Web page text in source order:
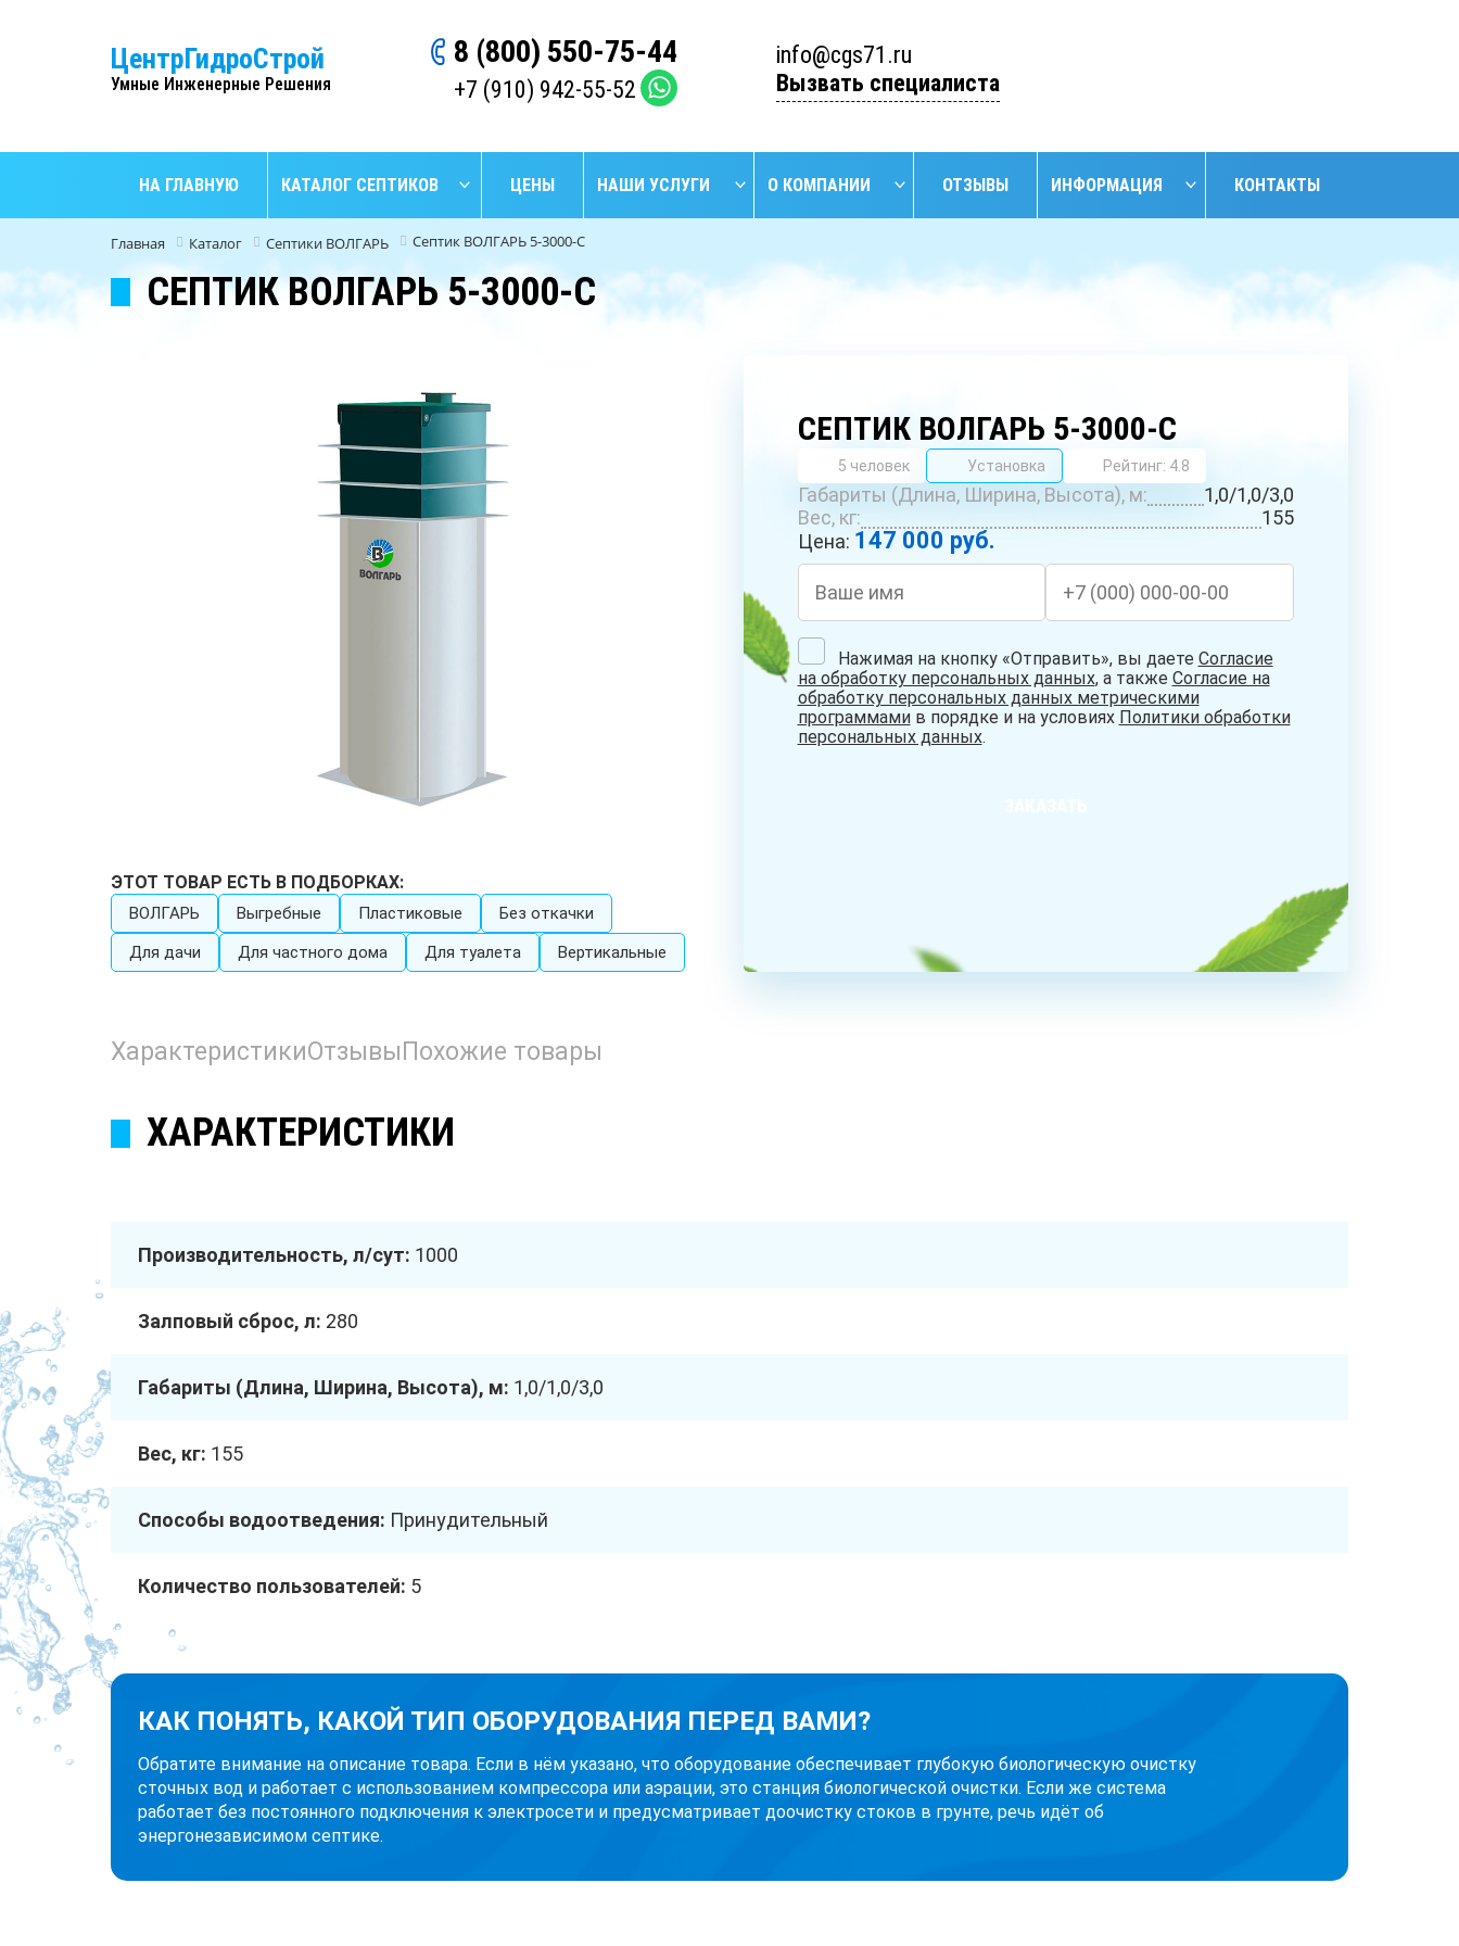
ЦентрГидроСтрой
Умные Инженерные Решения
8 (800) 550-75-44
+7 (910) 942-55-52
info@cgs71.ru
Вызвать специалиста
НА ГЛАВНУЮ КАТАЛОГ СЕПТИКОВ
НАЙТИ
ЦЕНЫ НАШИ УСЛУГИ
НАЙТИ
ОБУСТРОЙСТВО
РЕМОНТ
СКВАЖИН НА
ВОДУ
БУРЕНИЕ
КОЛОДЦЕВ
БУРЕНИЕ
СИСТЕМЫ
ОЧИСТКИ
О КОМПАНИИ ОТЗЫВЫ ИНФОРМАЦИЯ КОНТАКТЫ
Главная Каталог Септики ВОЛГАРЬ Септик ВОЛГАРЬ 5-3000-С
СЕПТИК ВОЛГАРЬ 5-3000-С
ЭТОТ ТОВАР ЕСТЬ В ПОДБОРКАХ:
ВОЛГАРЬ Выгребные Пластиковые
Без откачки
Для дачи
Для частного дома Для туалета Вертикальные
СЕПТИК ВОЛГАРЬ 5-3000-С
5 человек Установка Рейтинг: 4.8
Габариты (Длина, Ширина, Высота), м:
1,0/1,0/3,0
Вес, кг:
155
Цена: 147 000 руб.
Нажимая на кнопку «Отправить», вы даете Согласие
на обработку персональных данных, а также Согласие на
обработку персональных данных метрическими
программамив порядке и на условиях Политики обработки
персональных данных.
ХарактеристикиОтзывы Похожие товары
ХАРАКТЕРИСТИКИ
Производительность, л/сут: 1000
Залповый сброс, л: 280
Габариты (Длина, Ширина, Высота), м: 1,0/1,0/3,0
Вес, кг: 155
Способы водоотведения: Принудительный
Количество пользователей: 5
КАК ПОНЯТЬ, КАКОЙ ТИП ОБОРУДОВАНИЯ ПЕРЕД ВАМИ?
Обратите внимание на описание товара. Если в нём указано, что оборудование обеспечивает глубокую биологическую очистку
сточных вод и работает с использованием компрессора или аэрации, это станция биологической очистки. Если же система
работает без постоянного подключения к электросети и предусматривает доочистку стоков в грунте, речь идёт об
энергонезависимом септике.